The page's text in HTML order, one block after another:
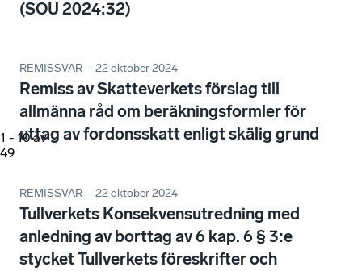
1 - 10 av
49
(SOU 2024:32)
REMISSVAR – 22 oktober 2024
Remiss av Skatteverkets förslag till
allmänna råd om beräkningsformler för
uttag av fordonsskatt enligt skälig grund
REMISSVAR – 22 oktober 2024
Tullverkets Konsekvensutredning med
anledning av borttag av 6 kap. 6 § 3:e
stycket Tullverkets föreskrifter och